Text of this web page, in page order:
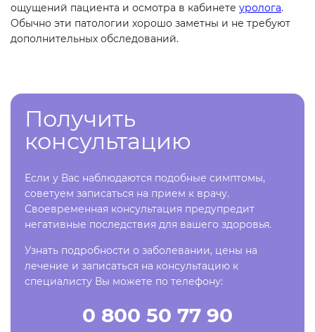
ощущений пациента и осмотра в кабинете уролога.
Обычно эти патологии хорошо заметны и не требуют
дополнительных обследований.
Получить
консультацию
Если у Вас наблюдаются подобные симптомы,
советуем записаться на прием к врачу.
Своевременная консультация предупредит
негативные последствия для вашего здоровья.
Узнать подробности о заболевании, цены на
лечение и записаться на консультацию к
специалисту Вы можете по телефону:
0 800 50 77 90